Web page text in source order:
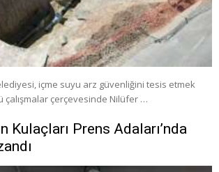
içme suyu arz güvenliğini tesis etmek
çalışmalar çerçevesinde Nilüfer …
Kulaçları Prens Adaları’nda